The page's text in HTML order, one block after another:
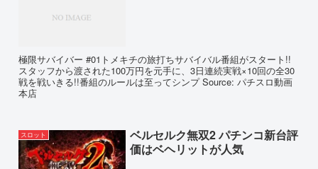
極限サバイバー #01トメキチの旅打ちサバイバル番組がスタート!!
スタッフから渡された100万円を元手に、3日連続実戦×10回の全30
戦を戦いきる!!番組のルールは至ってシンプ Source: パチスロ動画
本店
スロット
ベルセルク無双2 パチンコ新台評
価はベヘリットが人気